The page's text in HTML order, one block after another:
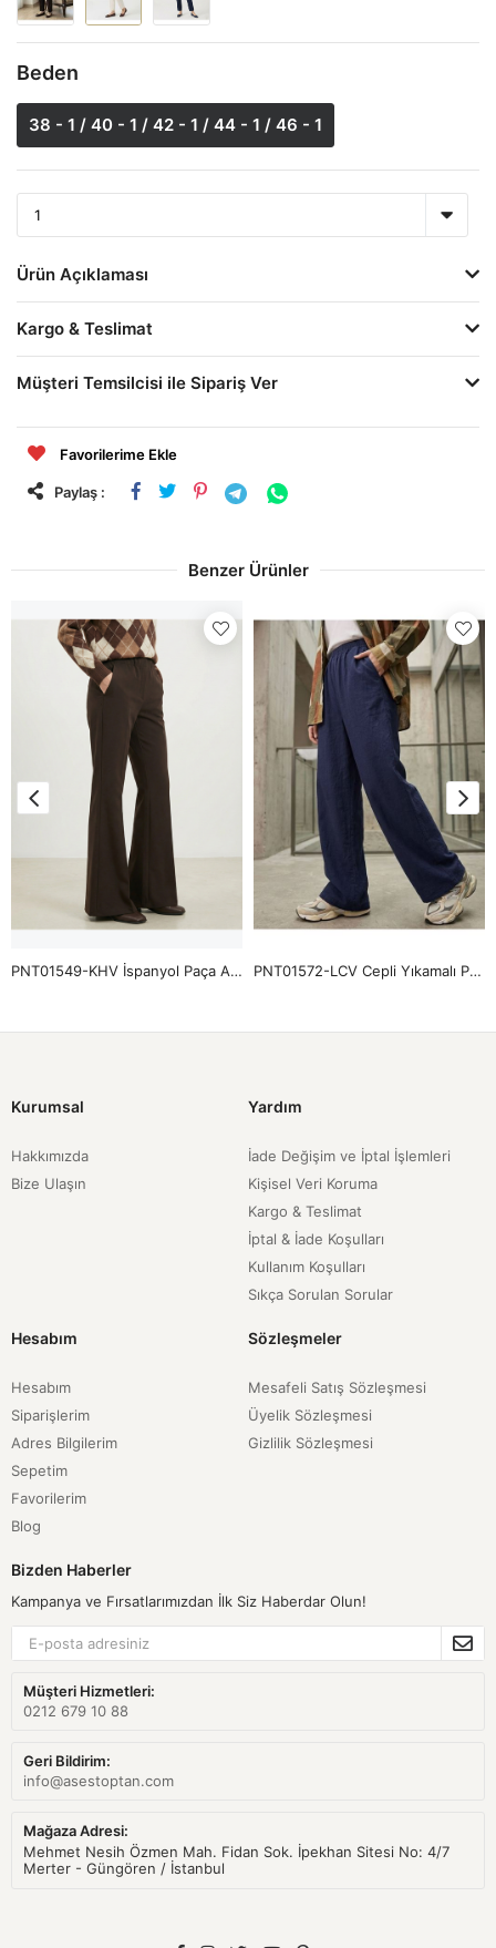
Beden
38 - 1 / 40 - 1 / 42 - 1 / 44 - 1 / 46 - 1
Ürün Açıklaması
Kargo & Teslimat
Müşteri Temsilcisi ile Sipariş Ver
Favorilerime Ekle
Paylaş :
Benzer Ürünler
PNT01549-KHV İspanyol Paça Atlas Pantolon-Kahve PNT01572-LCV Cepli Yıkamalı Pantolon-Lacivert
Kurumsal
Hakkımızda
Bize Ulaşın
Yardım
İade Değişim ve İptal İşlemleri
Kişisel Veri Koruma
Kargo & Teslimat
İptal & İade Koşulları
Kullanım Koşulları
Sıkça Sorulan Sorular
Hesabım
Hesabım
Siparişlerim
Adres Bilgilerim
Sepetim
Favorilerim
Blog
Sözleşmeler
Mesafeli Satış Sözleşmesi
Üyelik Sözleşmesi
Gizlilik Sözleşmesi
Bizden Haberler
Kampanya ve Fırsatlarımızdan İlk Siz Haberdar Olun!
Müşteri Hizmetleri:
0212 679 10 88
Geri Bildirim:
info@asestoptan.com
Mağaza Adresi:
Mehmet Nesih Özmen Mah. Fidan Sok. İpekhan Sitesi No: 4/7
Merter - Güngören / İstanbul